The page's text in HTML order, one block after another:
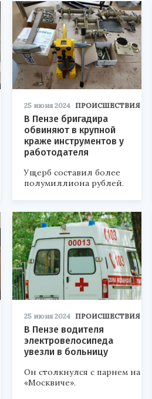
25 июня 2024 ПРОИСШЕСТВИЯ
В Пензе бригадира
обвиняют в крупной
краже инструментов у
работодателя
Ущерб составил более
полумиллиона рублей.
25 июня 2024 ПРОИСШЕСТВИЯ
В Пензе водителя
электровелосипеда
увезли в больницу
Он столкнулся с парнем на
«Москвиче».